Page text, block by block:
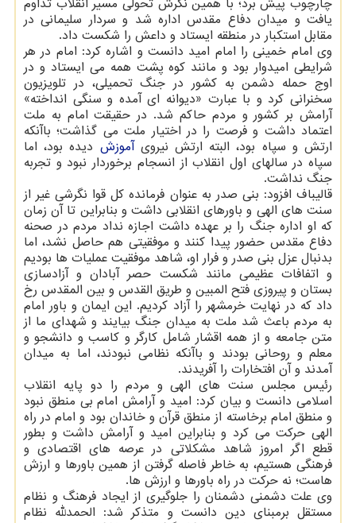
چارچوب پیش برد؛ با همین نگرش تحولی مسیر انقلاب تداوم
یافت و میدان دفاع مقدس اداره شد و سردار سلیمانی در
مقابل استکبار در منطقه ایستاد و داعش را شکست داد.
وی امام خمینی را امام امید دانست و اشاره کرد: امام در هر
شرایطی امیدوار بود و مانند کوه پشت همه می ایستاد و در
اوج حمله دشمن به کشور در جنگ تحمیلی، در تلویزیون
سخنرانی کرد و با عبارت «دیوانه ای آمده و سنگی انداخته»
آرامش بر کشور و مردم حاکم شد. در حقیقت امام به ملت
اعتماد داشت و فرصت را در اختیار ملت می گذاشت؛ باآنکه
ارتش و سپاه بود، البته ارتش نیرویآموزش دیده بود، اما
سپاه در سالهای اول انقلاب از انسجام برخوردار نبود و تجربه
جنگ نداشت.
قالیباف افزود: بنی صدر به عنوان فرمانده کل قوا نگرشی غیر از
سنت های الهی و باورهای انقلابی داشت و بنابراین تا آن زمان
که او اداره جنگ را بر عهده داشت اجازه نداد مردم در صحنه
دفاع مقدس حضور پیدا کنند و موفقیتی هم حاصل نشد، اما
بدنبال عزل بنی صدر و فرار او، شاهد موفقیت عملیات ها بودیم
و اتفافات عظیمی مانند شکست حصر آبادان و آزادسازی
بستان و پیروزی فتح المبین و طریق القدس و بین المقدس رخ
داد که در نهایت خرمشهر را آزاد کردیم. این ایمان و باور امام
به مردم باعث شد ملت به میدان جنگ بیایند و شهدای ما از
متن جامعه و از همه اقشار شامل کارگر و کاسب و دانشجو و
معلم و روحانی بودند و باآنکه نظامی نبودند، اما به میدان
آمدند و آن افتخارات را آفریدند.
رئیس مجلس سنت های الهی و مردم را دو پایه انقلاب
اسلامی دانست و بیان کرد: امید و آرامش امام بی منطق نبود
و منطق امام برخاسته از منطق قرآن و خاندان بود و امام در راه
الهی حرکت می کرد و بنابراین امید و آرامش داشت و بطور
قطع اگر امروز شاهد مشکلاتی در عرصه های اقتصادی و
فرهنگی هستیم، به خاطر فاصله گرفتن از همین باورها و ارزش
هاست؛ نه حرکت در راه باورها و ارزش ها.
وی علت دشمنی دشمنان را جلوگیری از ایجاد فرهنگ و نظام
مستقل برمبنای دین دانست و متذکر شد: الحمدلله نظام